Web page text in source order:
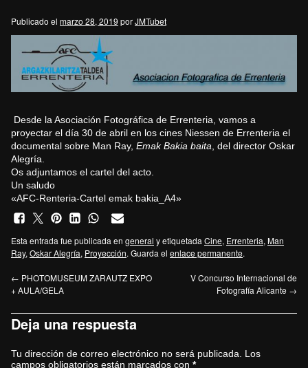
Publicado el marzo 28, 2019 porJMTubet
Desde la Asociación Fotográfica de Errenteria, vamos a
proyectar el día 30 de abril en los cines Niessen de Errenteria el
documental sobre Man Ray, Emak Bakia baita , del director Oskar
Alegría.
Os adjuntamos el cartel del acto.
Un saludo
«AFC-Renteria-Cartel emak bakia_A4»
Esta entrada fue publicada en general y etiquetada Cine, Errenteria, Man
Ray, Oskar Alegría, Proyección. Guarda el enlace permanente.
← PHOTOMUSEUM ZARAUTZ EXPO
+ AULA/GELA
V Concurso Internacional de
Fotografía Alicante →
Deja una respuesta
Tu dirección de correo electrónico no será publicada.
Los
campos obligatorios están marcados con *